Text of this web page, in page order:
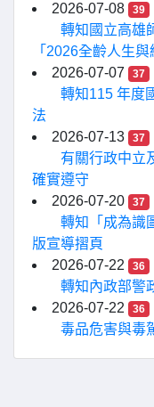
2026-07-08
39
轉知國立高雄
「2026全齡人生與
2026-07-07
37
轉知115 年度
法
2026-07-13
37
有關行政中立
確實遵守
2026-07-20
37
轉知「成為識
版宣導摺頁
2026-07-22
36
轉知內政部警
2026-07-22
36
毒品危害與毒